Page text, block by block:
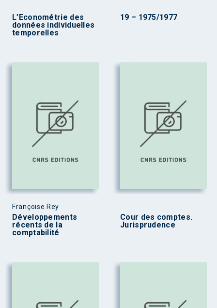
L’Econométrie des
données individuelles
temporelles
19 – 1975/1977
Françoise Rey
Développements
récents de la
comptabilité
Cour des comptes.
Jurisprudence